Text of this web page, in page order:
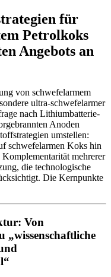
für
Petrolkoks
Angebots an
von schwefelarmem
ultra-schwefelarmer
nach Lithiumbatterie-
Anoden
umstellen:
schwefelarmen Koks hin
mehrerer
die technologische
Die Kernpunkte
Von
„wissenschaftliche